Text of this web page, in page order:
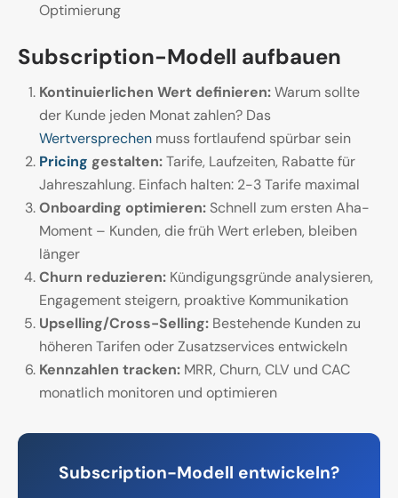
Optimierung
Subscription-Modell aufbauen
Kontinuierlichen Wert definieren:Warum sollte
der Kunde jeden Monat zahlen? Das
Wertversprechen muss fortlaufend spürbar sein
Pricing gestalten:Tarife, Laufzeiten, Rabatte für
Jahreszahlung. Einfach halten: 2-3 Tarife maximal
Onboarding optimieren: Schnell zum ersten Aha-
Moment – Kunden, die früh Wert erleben, bleiben
länger
Churn reduzieren: Kündigungsgründe analysieren,
Engagement steigern, proaktive Kommunikation
Upselling/Cross-Selling: Bestehende Kunden zu
höheren Tarifen oder Zusatzservices entwickeln
Kennzahlen tracken: MRR, Churn, CLV und CAC
monatlich monitoren und optimieren
Subscription-Modell entwickeln?